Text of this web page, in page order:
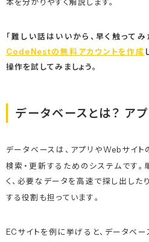
本を分かりやすく解説します。
「難しい話はいいから、早く触ってみ
CodeNestの無料アカウントを作成
操作を試してみましょう。
データベースとは？ アプ
データベースは、アプリやWebサイ
検索・更新するためのシステムです。
く、必要なデータを高速で探し出した
する役割も担っています 。
ECサイトを例に挙げると、データベ